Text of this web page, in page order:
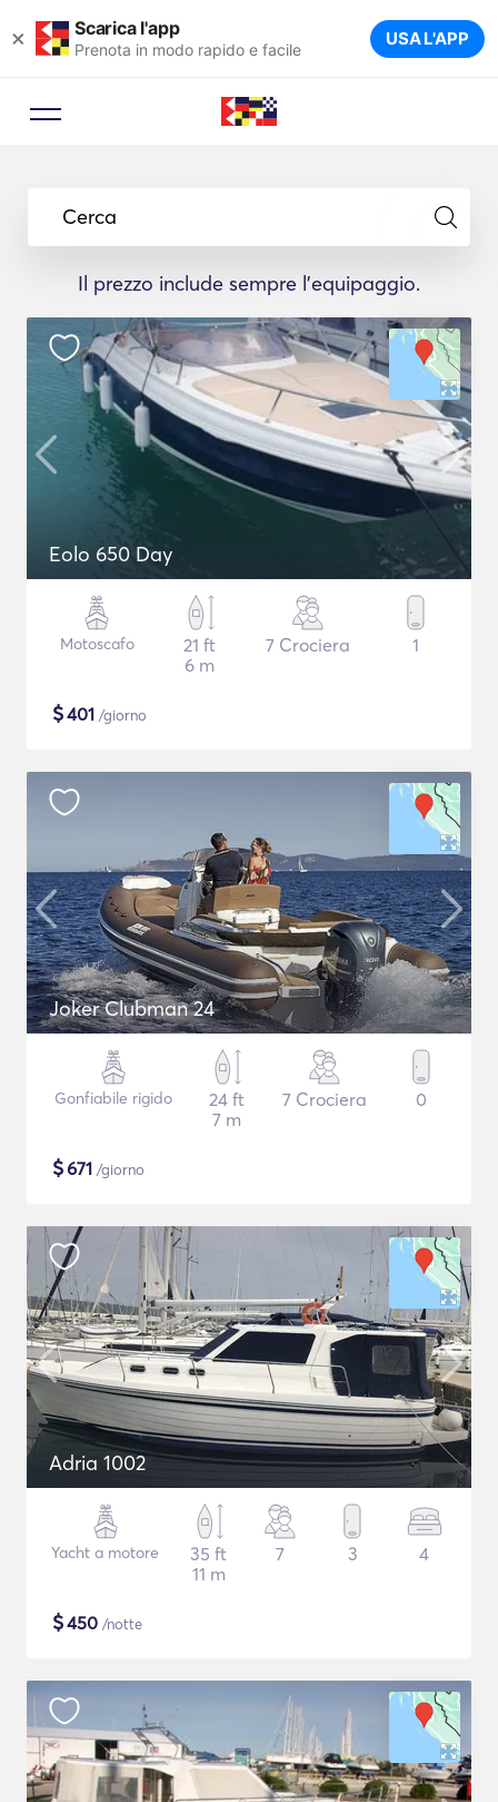
× Scarica l'app
Prenota in modo rapido e facile USA L'APP
Cerca
Il prezzo include sempre l'equipaggio.
Eolo 650 Day
Motoscafo
21 ft
6 m
7 Crociera 1
$401 /giorno
Joker Clubman 24
Gonfiabile rigido
24 ft
7 m
7 Crociera 0
$671 /giorno
Adria 1002
Yacht a motore
35 ft
11 m
7 3 4
$450 /notte